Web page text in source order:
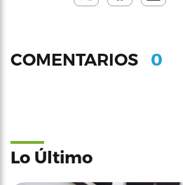
COMENTARIOS 0
Lo Último